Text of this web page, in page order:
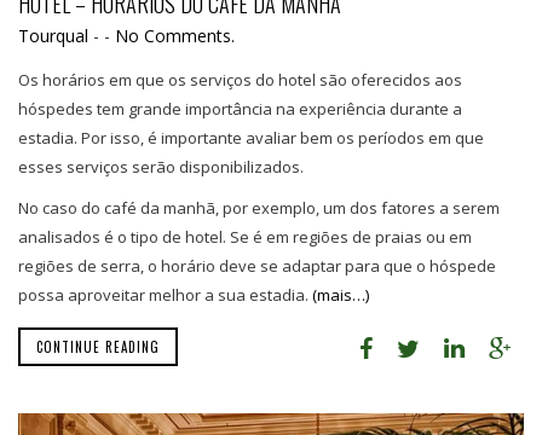
Tourqual - - No Comments.
Os horários em que os serviços do hotel são oferecidos aos
hóspedes tem grande importância na experiência durante a
estadia. Por isso, é importante avaliar bem os períodos em que
esses serviços serão disponibilizados.
No caso do café da manhã, por exemplo, um dos fatores a serem
analisados é o tipo de hotel. Se é em regiões de praias ou em
regiões de serra, o horário deve se adaptar para que o hóspede
possa aproveitar melhor a sua estadia. (mais…)
CONTINUE READING